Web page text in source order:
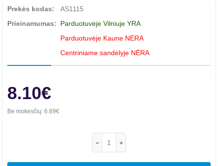
Prekės kodas:
AS1115
Prieinamumas:
Parduotuvėje Vilniuje YRA
Parduotuvėje Kaune NĖRA
Centriniame sandėlyje NĖRA
8.10€
Be mokesčių: 6.69€